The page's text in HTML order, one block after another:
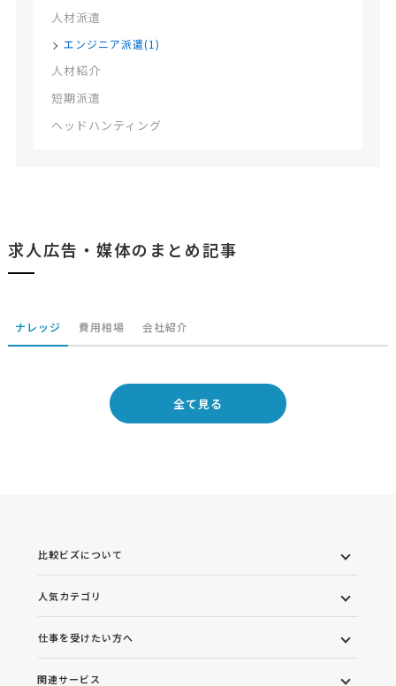
人材派遣
エンジニア派遣(1)
人材紹介
短期派遣
ヘッドハンティング
求人広告・媒体のまとめ記事
ナレッジ 費用相場 会社紹介
全て見る
比較ビズについて
人気カテゴリ
仕事を受けたい方へ
関連サービス